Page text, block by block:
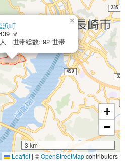
浜町
㎡
世帯総数: 92 世帯
×
+
−
3 km
Leaflet | ©OpenStreetMapcontributors